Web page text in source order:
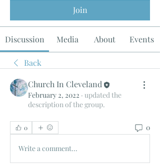
Join
Discussion Media About Events
Back
Church In Cleveland
February 2, 2022 · updated the
description of the group.
0 0
Write a comment...